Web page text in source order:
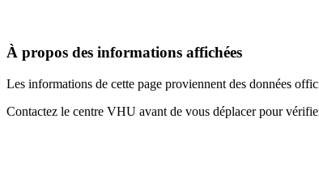
À propos des informations affichées
Les informations de cette page proviennent des données
Contactez le centre VHU avant de vous déplacer pour